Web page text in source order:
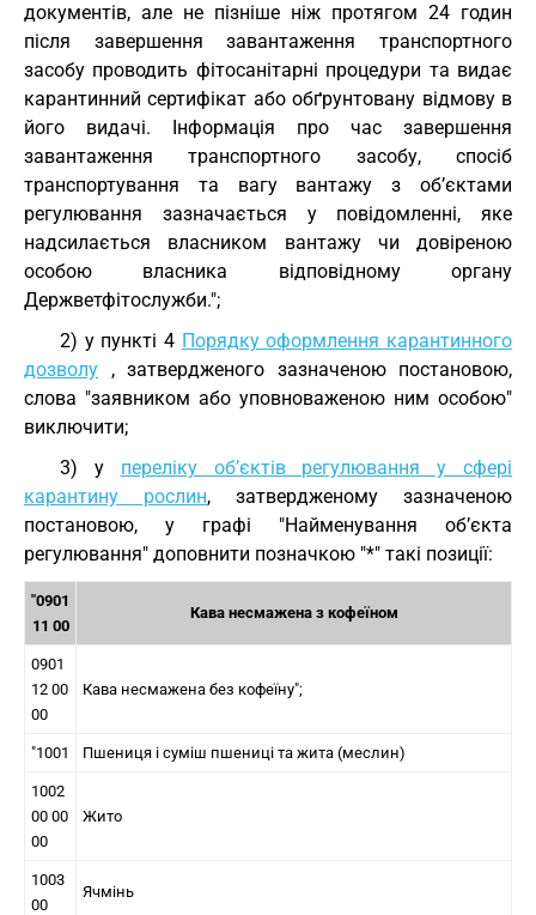
документів, але не пізніше ніж протягом 24 годин
після завершення завантаження транспортного
засобу проводить фітосанітарні процедури та видає
карантинний сертифікат або обґрунтовану відмову в
його видачі. Інформація про час завершення
завантаження транспортного засобу, спосіб
транспортування та вагу вантажу з об’єктами
регулювання зазначається у повідомленні, яке
надсилається власником вантажу чи довіреною
особою власника відповідному органу
Держветфітослужби.";
2) у пункті 4 Порядку оформлення карантинного
дозволу , затвердженого зазначеною постановою,
слова "заявником або уповноваженою ним особою"
виключити;
3) у переліку об’єктів регулювання у сфері
карантину рослин, затвердженому зазначеною
постановою, у графі "Найменування об’єкта
регулювання" доповнити позначкою "*" такі позиції:
"0901
11 00
Кава несмажена з кофеїном
0901
12 00
00
Кава несмажена без кофеїну";
"1001 Пшениця і суміш пшениці та жита (меслин)
1002
00 00
00
Жито
1003
00
Ячмінь